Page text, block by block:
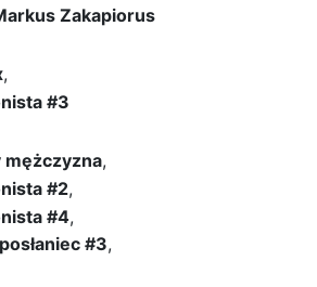
Zakapiorus
,
#3
,
#2,
#4,
#3,